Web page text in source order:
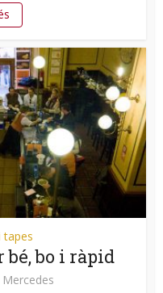
tapes
bo i ràpid
Mercedes